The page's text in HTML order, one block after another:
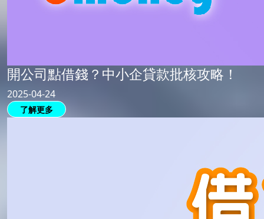
開公司點借錢？中小企貸款批核攻略！
2025-04-24
了解更多